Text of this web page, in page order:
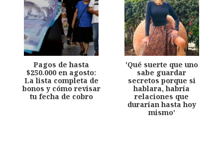
Pagos de hasta
$250.000 en agosto:
La lista completa de
bonos y cómo revisar
tu fecha de cobro
'Qué suerte que uno
sabe guardar
secretos porque si
hablara, habría
relaciones que
durarían hasta hoy
mismo'